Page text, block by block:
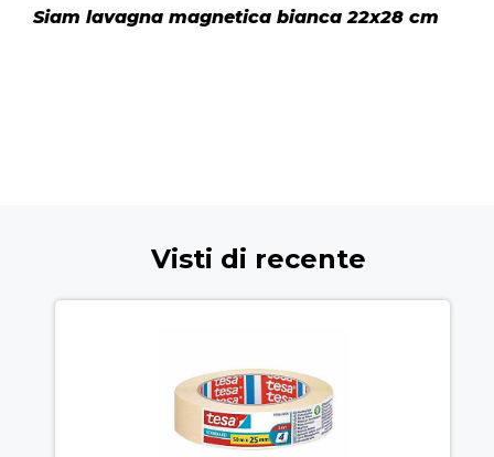
Siam lavagna magnetica bianca 22x28 cm
Visti di recente